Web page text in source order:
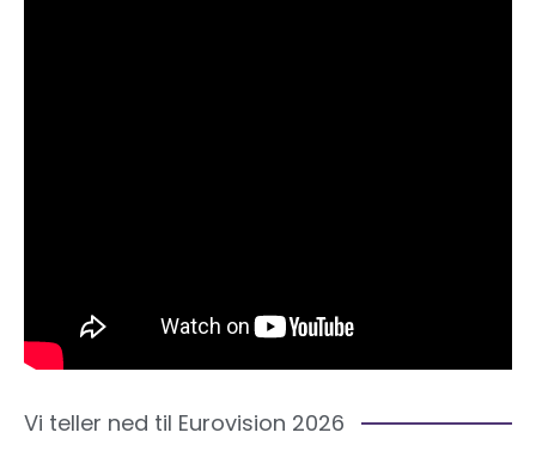
Vi teller ned til Eurovision 2026